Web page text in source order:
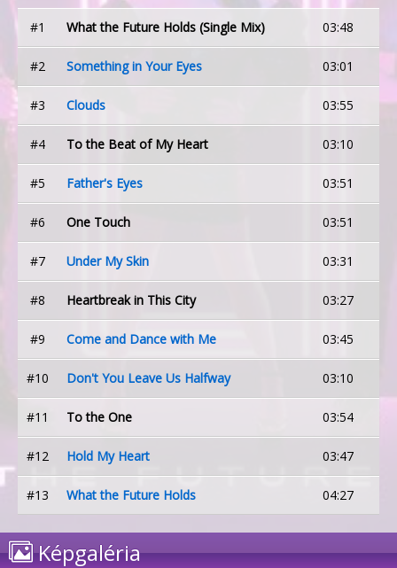
#1 What the Future Holds (Single Mix) 03:48
#2 Something in Your Eyes 03:01
#3 Clouds 03:55
#4 To the Beat of My Heart 03:10
#5 Father's Eyes 03:51
#6 One Touch 03:51
#7 Under My Skin 03:31
#8 Heartbreak in This City 03:27
#9 Come and Dance with Me 03:45
#10 Don't You Leave Us Halfway 03:10
#11 To the One 03:54
#12 Hold My Heart 03:47
#13 What the Future Holds 04:27
Képgaléria